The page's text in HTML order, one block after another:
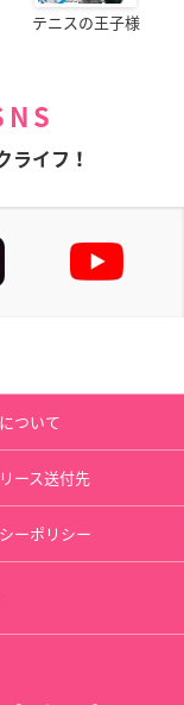
テニスの王子様
ライフ！
ついて
ース送付先
ーポリシー